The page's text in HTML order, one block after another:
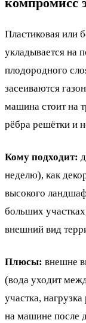
Пластиковая или
укладывается на
плодородного
засеиваются
машина стоит на
рёбра решётки и
Кому подходит:
неделю), как
высокого
больших
внешний вид
Плюсы: внешне
(вода уходит
участка,
на машине после